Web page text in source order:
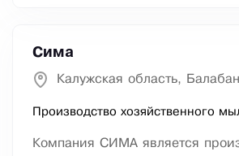
Сима
Калужская область,
Производство хозяйственного
Компания СИМА является